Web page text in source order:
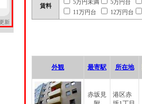
新
賃料
5万円未満 5万円台
11万円台
12万円台
外観 最寄駅 所在地
赤坂見
港区赤